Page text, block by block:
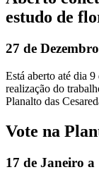
estudo de
27 de
Está aberto até dia
realização do
Planalto das
Vote na
17 de Janeiro a